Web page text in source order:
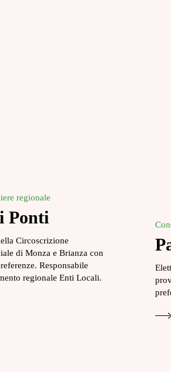
regionale
Ponti
Circoscrizione
di Monza e Brianza con
Responsabile
regionale Enti Locali.